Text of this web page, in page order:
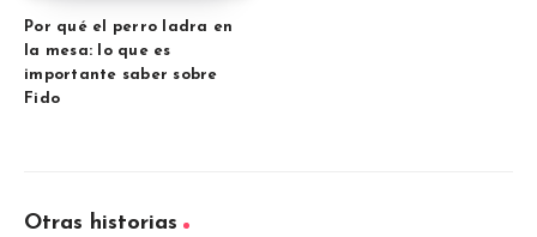
Por qué el perro ladra en
la mesa: lo que es
importante saber sobre
Fido
Otras historias